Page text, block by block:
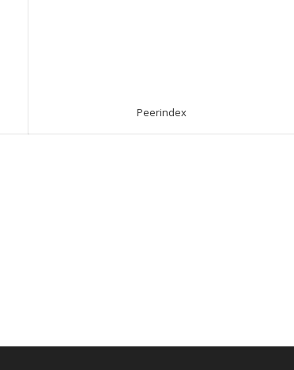
Peerindex